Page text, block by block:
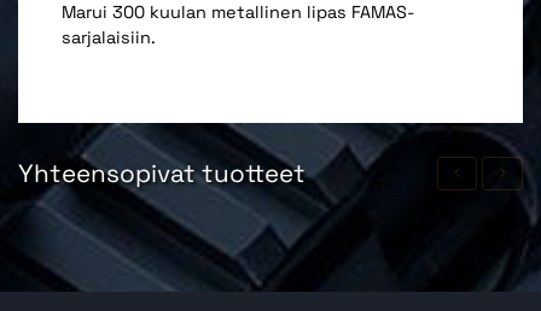
Marui 300 kuulan metallinen lipas FAMAS-
sarjalaisiin.
Yhteensopivat tuotteet